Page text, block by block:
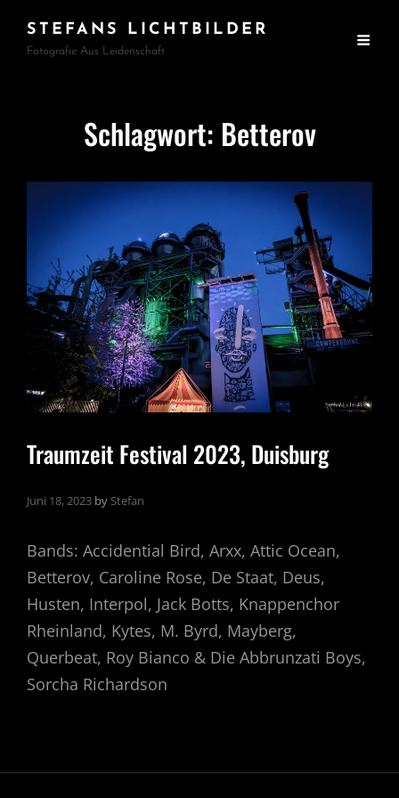
STEFANS LICHTBILDER
Fotografie Aus Leidenschaft
Schlagwort: Betterov
Traumzeit Festival 2023, Duisburg
Juni 18, 2023 by Stefan
Bands: Accidential Bird, Arxx, Attic Ocean,
Betterov, Caroline Rose, De Staat, Deus,
Husten, Interpol, Jack Botts, Knappenchor
Rheinland, Kytes, M. Byrd, Mayberg,
Querbeat, Roy Bianco & Die Abbrunzati Boys,
Sorcha Richardson